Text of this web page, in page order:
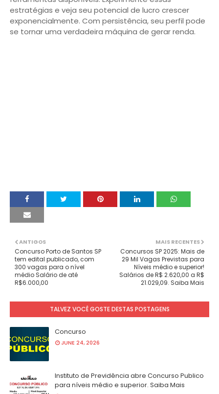
estratégias e veja seu potencial de lucro crescer
exponencialmente. Com persistência, seu perfil pode
se tornar uma verdadeira máquina de gerar renda.
MAIS RECENTES
Concursos SP 2025: Mais de
29 Mil Vagas Previstas para
Níveis médio e superior!
Salários de R$ 2.620,00 a R$
21.029,09. Saiba Mais
ANTIGOS
Concurso Porto de Santos SP
tem edital publicado, com
300 vagas para o nível
médio Salário de até
R$6.000,00
TALVEZ VOCÊ GOSTE DESTAS POSTAGENS
Concurso
JUNE 24, 2026
Instituto de Previdência abre Concurso Publico
para níveis médio e superior. Saiba Mais